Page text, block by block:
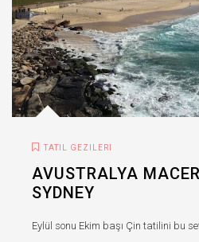
TATIL GEZILERI
AVUSTRALYA
SYDNEY
Eylül sonu Ekim başı Çin tatilini bu